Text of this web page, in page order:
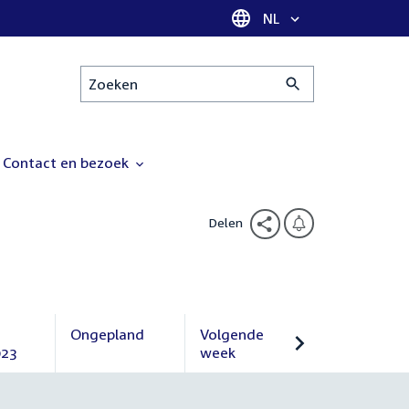
Taal selectie
NL
Zoeken
Contact en bezoek
Delen
Ongepland
Volgende
week
Volgende